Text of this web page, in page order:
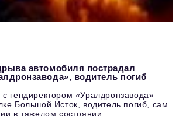
автомобиля пострадал
водитель погиб
гендиректором «Уралдронзавода»
Большой Исток, водитель погиб, сам
в тяжелом состоянии.